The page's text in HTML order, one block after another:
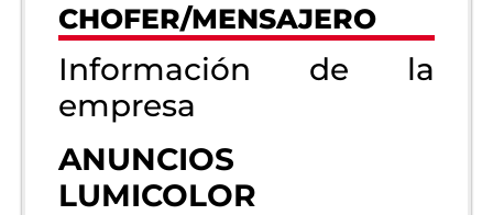
CHOFER/MENSAJERO
Información de la
empresa
ANUNCIOS
LUMICOLOR​